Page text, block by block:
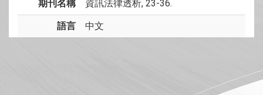
期刊名稱 資訊法律透析, 23-36.
語言 中文